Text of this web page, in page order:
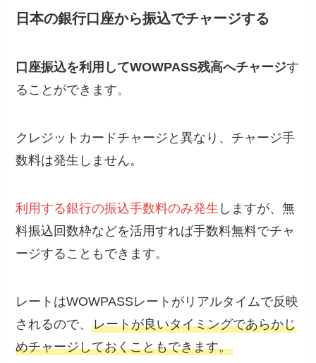
日本の銀行口座から振込でチャージする
口座振込を利用してWOWPASS残高へチャージす
ることができます。
クレジットカードチャージと異なり、チャージ手
数料は発生しません。
利用する銀行の振込手数料のみ発生 しますが、無
料振込回数枠などを活用すれば手数料無料でチャ
ージすることもできます。
レートはWOWPASSレートがリアルタイムで反映
されるので、レートが良いタイミングであらかじ
めチャージしておくこともできます。